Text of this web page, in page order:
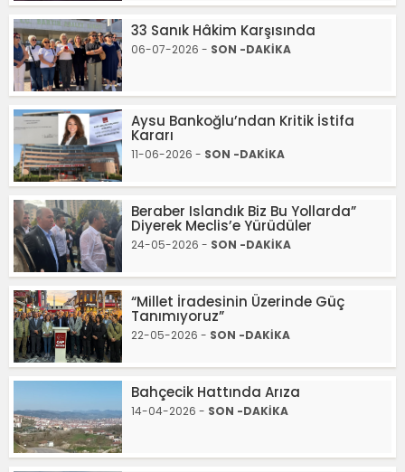
33 Sanık Hâkim Karşısında
06-07-2026 - SON -DAKİKA
Aysu Bankoğlu’ndan Kritik İstifa
Kararı
11-06-2026 - SON -DAKİKA
Beraber Islandık Biz Bu Yollarda”
Diyerek Meclis’e Yürüdüler
24-05-2026 - SON -DAKİKA
“Millet İradesinin Üzerinde Güç
Tanımıyoruz”
22-05-2026 - SON -DAKİKA
Bahçecik Hattında Arıza
14-04-2026 - SON -DAKİKA